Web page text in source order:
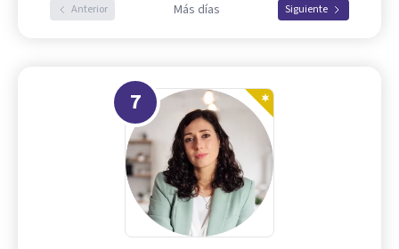
Anterior Más días Siguiente
7